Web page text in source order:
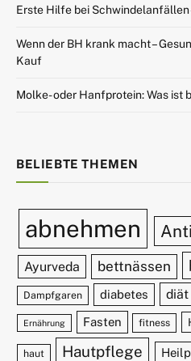
Erste Hilfe bei Schwindelanfällen
Wenn der BH krank macht –
Kauf
Molke- oder Hanfprotein: Was ist
BELIEBTE THEMEN
abnehmen
Ayurveda bettnässen
Dampfgaren diabetes diät
Ernährung Fasten fitness
haut Hautpflege